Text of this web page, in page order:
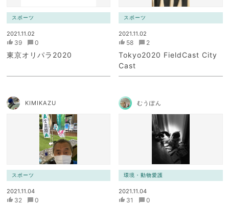
スポーツ
2021.11.02
39 0
東京オリパラ2020
スポーツ
2021.11.02
58 2
Tokyo2020 FieldCast City
Cast
KIMIKAZU
スポーツ
2021.11.04
32 0
むうぽん
環境・動物愛護
2021.11.04
31 0